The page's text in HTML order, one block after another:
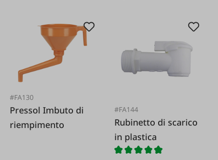
#FA130
Pressol Imbuto di
riempimento
#FA144
Rubinetto di scarico
in plastica